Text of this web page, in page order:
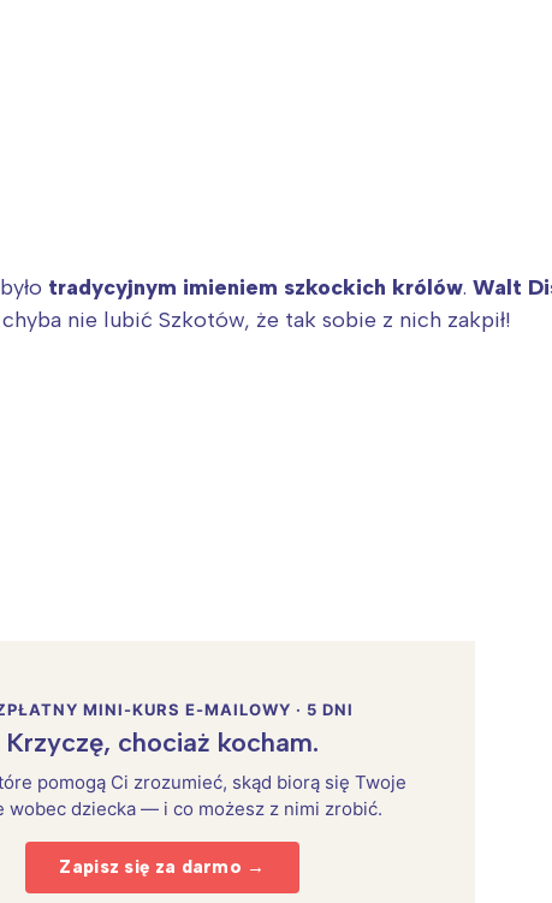
tradycyjnym imieniem szkockich królów. Walt
chyba nie lubić Szkotów, że tak sobie z nich zakpił!
MINI-KURS E-MAILOWY · 5 DNI
Krzyczę, chociaż kocham.
pomogą Ci zrozumieć, skąd biorą się Twoje
wobec dziecka — i co możesz z nimi zrobić.
Zapisz się za darmo →